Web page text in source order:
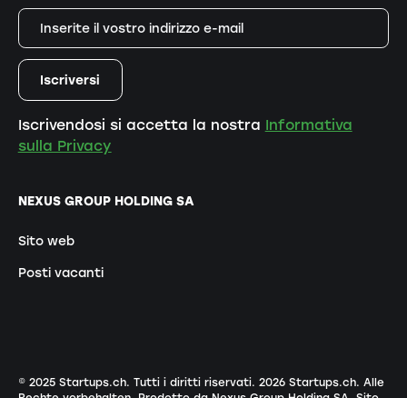
NEXUS GROUP HOLDING SA
Sito web
Posti vacanti
Iscrivendosi si accetta la nostra Informativa
sulla Privacy
© 2025 Startups.ch. Tutti i diritti riservati. 2026Startups.ch. Alle